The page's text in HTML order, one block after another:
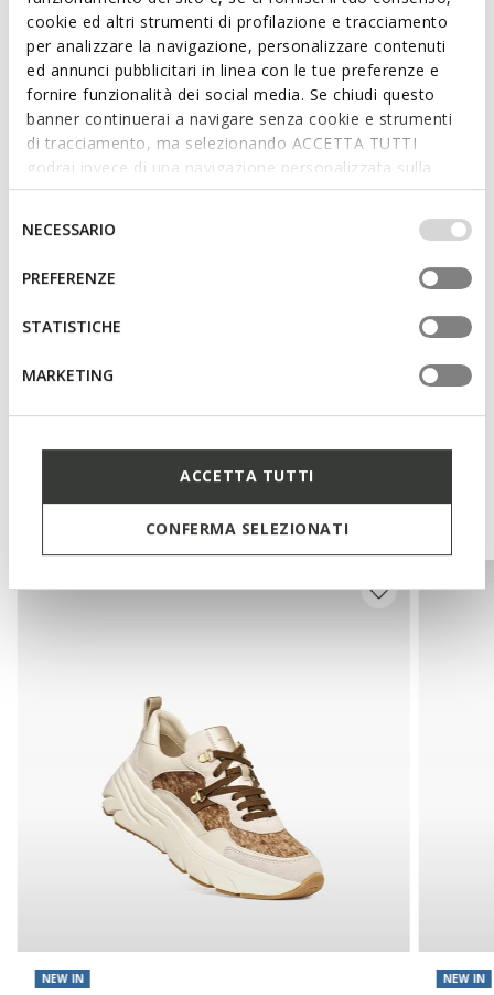
cookie ed altri strumenti di profilazione e tracciamento
per analizzare la navigazione, personalizzare contenuti
ed annunci pubblicitari in linea con le tue preferenze e
fornire funzionalità dei social media. Se chiudi questo
banner continuerai a navigare senza cookie e strumenti
di tracciamento, ma selezionando ACCETTA TUTTI
godrai invece di una navigazione personalizzata sulla
base dei tuoi gusti ed interessi. Selezionando
IMPOSTAZIONI potrai anche scegliere quali cookies ed
altri strumenti di tracciamento autorizzare. Per maggiori
informazioni o per modificare in qualsiasi momento le
tue impostazioni, visita la nostra
consenso
NECESSARIO
PREFERENZE
STATISTICHE
MARKETING
ACCETTA TUTTI
CONFERMA SELEZIONATI
supporting Leather Working Group certified
tanneries
Outstanding cushioning effect which offers protection
and absorbs jolts and vibrations
Thickness of sole: 5,5 cm / 2,2"
Materials
You may also like
NEW IN NEW IN